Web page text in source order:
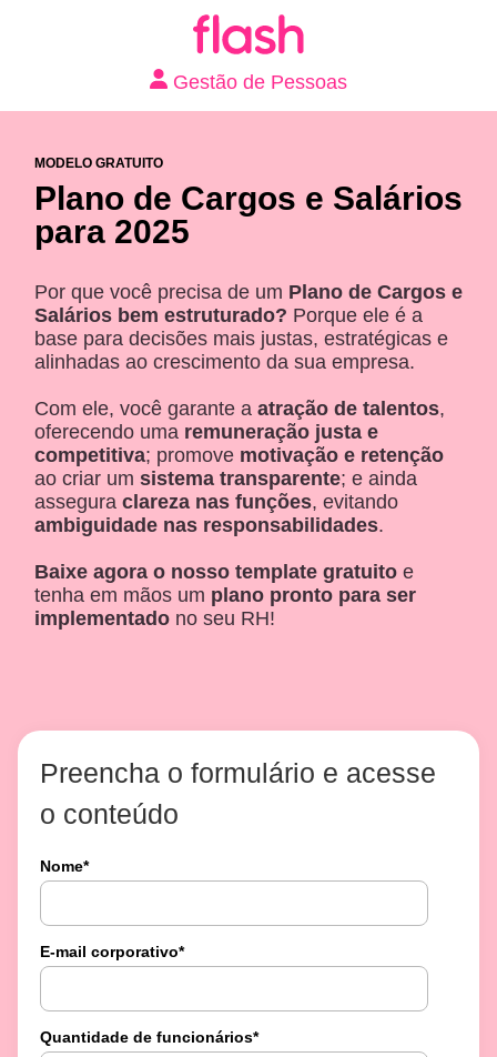
Gestão de Pessoas
MODELO GRATUITO
Plano de Cargos e Salários
para 2025
Por que você precisa de um Plano de Cargos e
Salários bem estruturado? Porque ele é a
base para decisões mais justas, estratégicas e
alinhadas ao crescimento da sua empresa.
Com ele, você garante a atração de talentos,
oferecendo uma remuneração justa e
competitiva; promove motivação e retenção
ao criar um sistema transparente; e ainda
assegura clareza nas funções, evitando
ambiguidade nas responsabilidades.
Baixe agora o nosso template gratuito e
tenha em mãos um plano pronto para ser
implementado no seu RH!
Preencha o formulário e acesse
o conteúdo
Nome*
E-mail corporativo*
Quantidade de funcionários*